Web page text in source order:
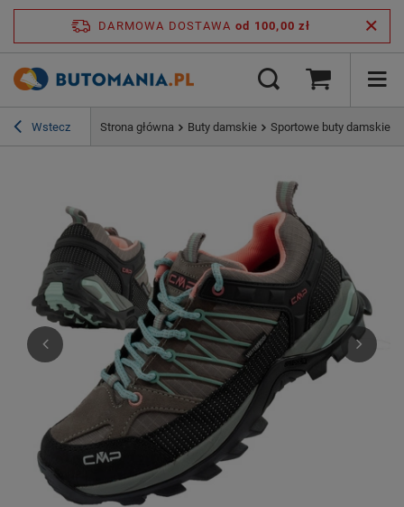
DARMOWA DOSTAWA od 100,00 zł
Wstecz Strona główna Buty damskie Sportowe buty damskie